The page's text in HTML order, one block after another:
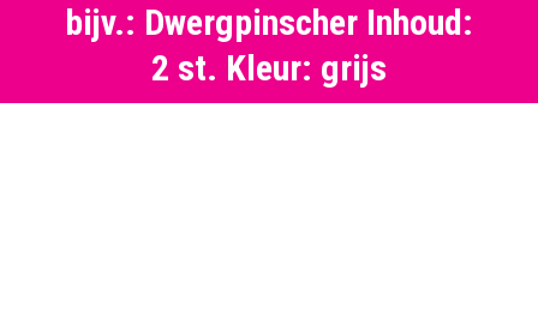
bijv.: Dwergpinscher Inhoud:
2 st. Kleur: grijs